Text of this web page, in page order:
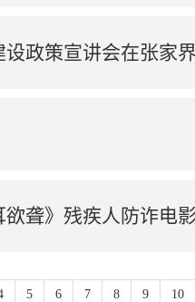
政策宣讲会在张家
5 6 7 8 9 10